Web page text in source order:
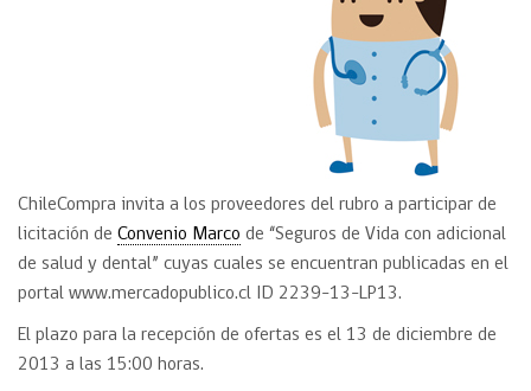
ChileCompra invita a los proveedores del rubro a participar de
licitación de Convenio Marco de “Seguros de Vida con adicional
de salud y dental” cuyas cuales se encuentran publicadas en el
portal www.mercadopublico.cl ID 2239-13-LP13.
El plazo para la recepción de ofertas es el 13 de diciembre de
2013 a las 15:00 horas.